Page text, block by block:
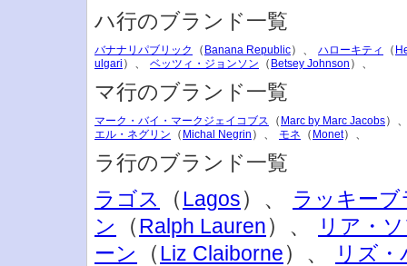
ハ行のブランド一覧
バナナリパブリック （ Banana Republic）、 ハローキティ （
ulgari ）、 ベッツィ・ジョンソン （ Betsey Johnson ）、
マ行のブランド一覧
マーク・バイ・マークジェイコブス （ Marc by Marc Jacobs）
エル・ネグリン （ Michal Negrin ）、 モネ （ Monet）、
ラ行のブランド一覧
ラゴス
（Lagos）、
ラッキー
ン
（Ralph Lauren）、
リア・
ーン
（Liz Claiborne）、
リズ